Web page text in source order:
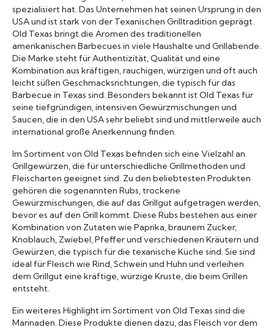
spezialisiert hat. Das Unternehmen hat seinen Ursprung in den
USA und ist stark von der Texanischen Grilltradition geprägt.
Old Texas bringt die Aromen des traditionellen
amerikanischen Barbecues in viele Haushalte und Grillabende.
Die Marke steht für Authentizität, Qualität und eine
Kombination aus kräftigen, rauchigen, würzigen und oft auch
leicht süßen Geschmacksrichtungen, die typisch für das
Barbecue in Texas sind. Besonders bekannt ist Old Texas für
seine tiefgründigen, intensiven Gewürzmischungen und
Saucen, die in den USA sehr beliebt sind und mittlerweile auch
international große Anerkennung finden.
Im Sortiment von Old Texas befinden sich eine Vielzahl an
Grillgewürzen, die für unterschiedliche Grillmethoden und
Fleischarten geeignet sind. Zu den beliebtesten Produkten
gehören die sogenannten Rubs, trockene
Gewürzmischungen, die auf das Grillgut aufgetragen werden,
bevor es auf den Grill kommt. Diese Rubs bestehen aus einer
Kombination von Zutaten wie Paprika, braunem Zucker,
Knoblauch, Zwiebel, Pfeffer und verschiedenen Kräutern und
Gewürzen, die typisch für die texanische Küche sind. Sie sind
ideal für Fleisch wie Rind, Schwein und Huhn und verleihen
dem Grillgut eine kräftige, würzige Kruste, die beim Grillen
entsteht.
Ein weiteres Highlight im Sortiment von Old Texas sind die
Marinaden. Diese Produkte dienen dazu, das Fleisch vor dem